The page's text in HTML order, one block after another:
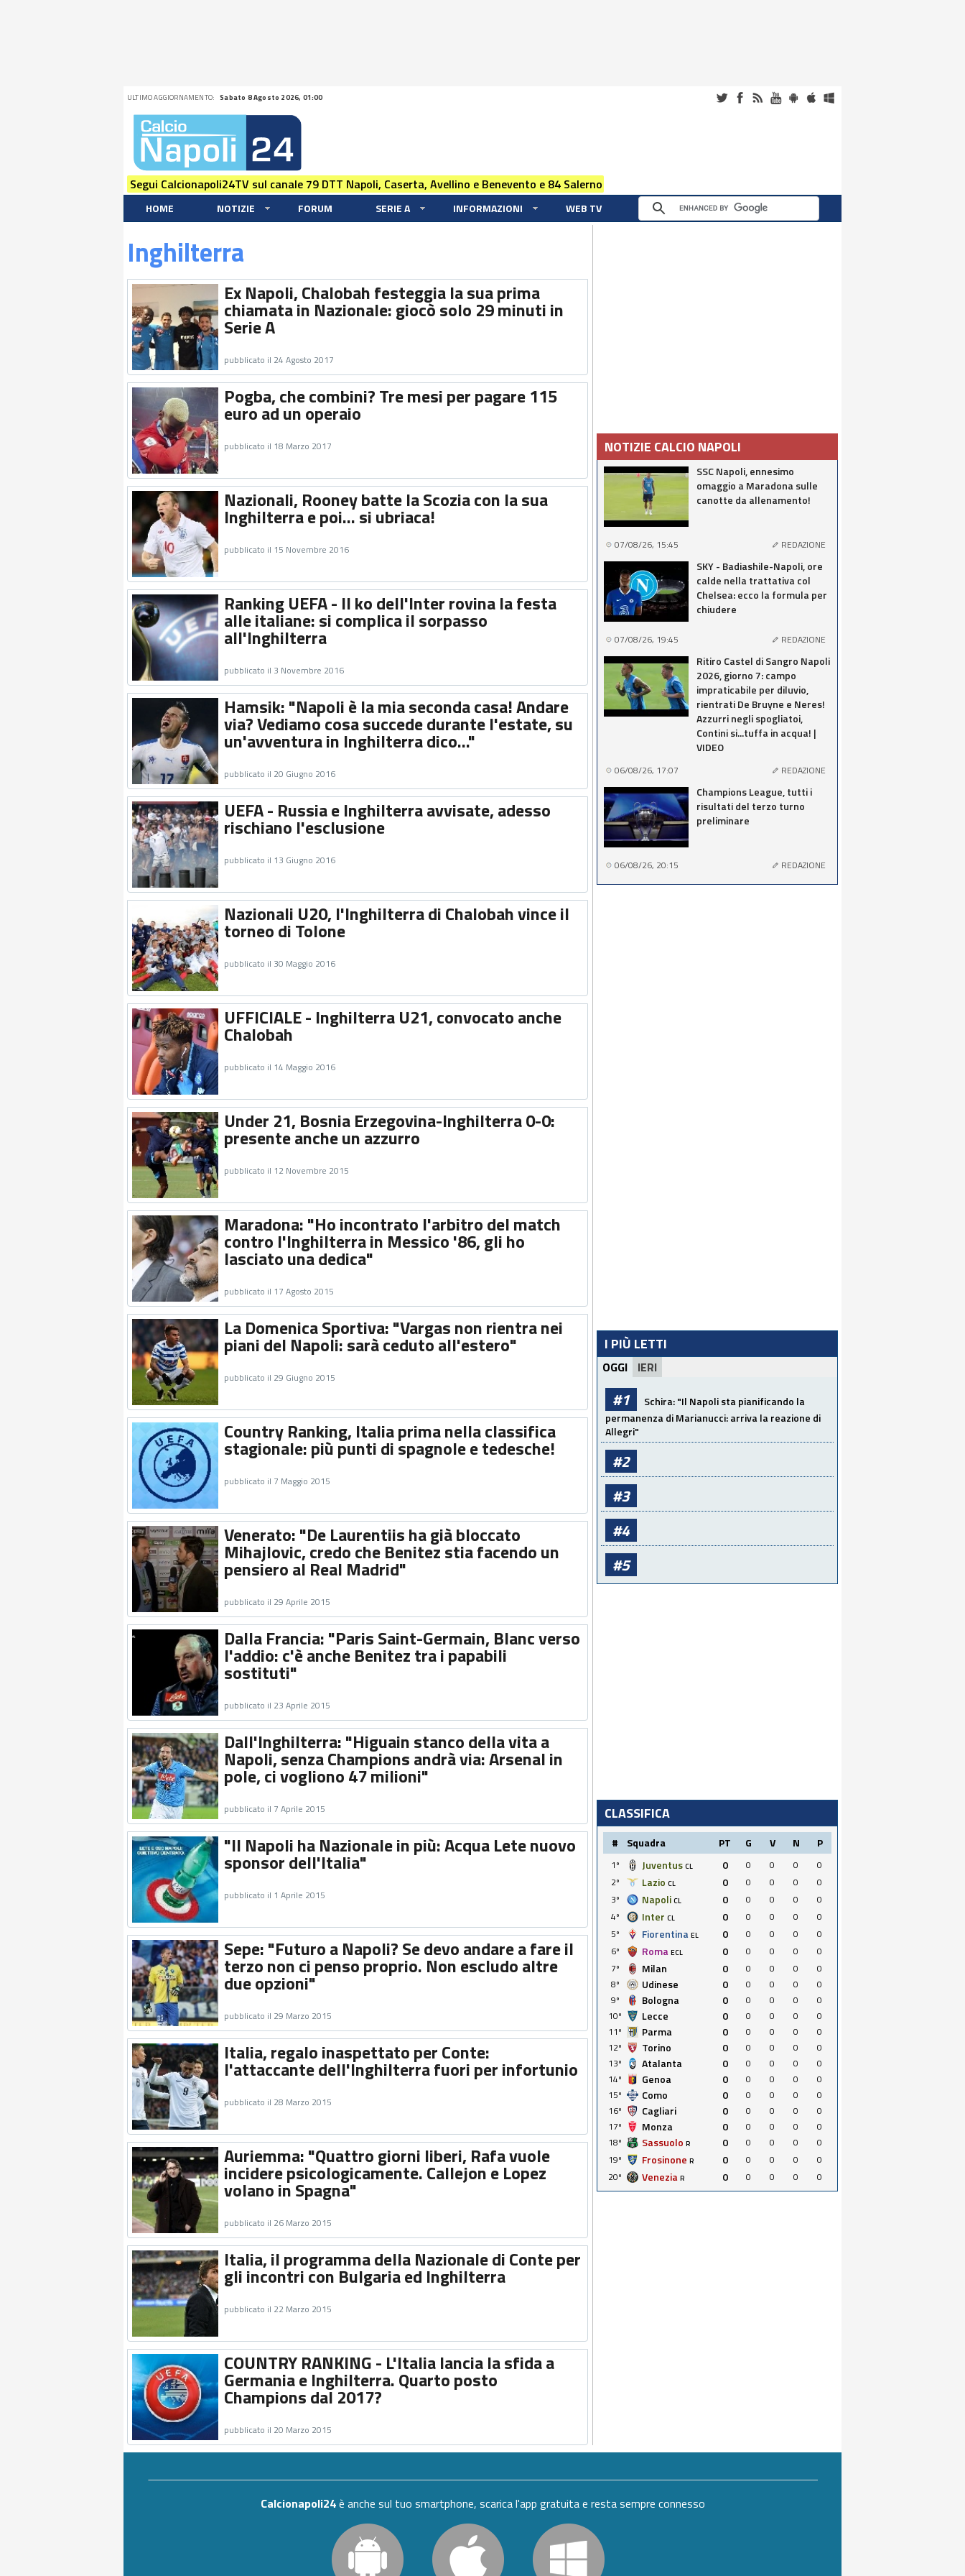
ULTIMO AGGIORNAMENTO: Sabato 8 Agosto 2026, 01:00
Segui Calcionapoli24TV sul canale 79 DTT Napoli, Caserta, Avellino e Benevento e 84 Salerno
HOME NOTIZIE FORUM SERIE A INFORMAZIONI WEB TV
Inghilterra
Ex Napoli, Chalobah festeggia la sua prima
chiamata in Nazionale: giocò solo 29 minuti in
Serie A
pubblicato il 24 Agosto 2017
Pogba, che combini? Tre mesi per pagare 115
euro ad un operaio
pubblicato il 18 Marzo 2017
Nazionali, Rooney batte la Scozia con la sua
Inghilterra e poi... si ubriaca!
pubblicato il 15 Novembre 2016
Ranking UEFA - Il ko dell'Inter rovina la festa
alle italiane: si complica il sorpasso
all'Inghilterra
pubblicato il 3 Novembre 2016
Hamsik: "Napoli è la mia seconda casa! Andare
via? Vediamo cosa succede durante l'estate, su
un'avventura in Inghilterra dico..."
pubblicato il 20 Giugno 2016
UEFA - Russia e Inghilterra avvisate, adesso
rischiano l'esclusione
pubblicato il 13 Giugno 2016
Nazionali U20, l'Inghilterra di Chalobah vince il
torneo di Tolone
pubblicato il 30 Maggio 2016
UFFICIALE - Inghilterra U21, convocato anche
Chalobah
pubblicato il 14 Maggio 2016
Under 21, Bosnia Erzegovina-Inghilterra 0-0:
presente anche un azzurro
pubblicato il 12 Novembre 2015
Maradona: "Ho incontrato l'arbitro del match
contro l'Inghilterra in Messico '86, gli ho
lasciato una dedica"
pubblicato il 17 Agosto 2015
La Domenica Sportiva: "Vargas non rientra nei
piani del Napoli: sarà ceduto all'estero"
pubblicato il 29 Giugno 2015
Country Ranking, Italia prima nella classifica
stagionale: più punti di spagnole e tedesche!
pubblicato il 7 Maggio 2015
Venerato: "De Laurentiis ha già bloccato
Mihajlovic, credo che Benitez stia facendo un
pensiero al Real Madrid"
pubblicato il 29 Aprile 2015
Dalla Francia: "Paris Saint-Germain, Blanc verso
l'addio: c'è anche Benitez tra i papabili
sostituti"
pubblicato il 23 Aprile 2015
Dall'Inghilterra: "Higuain stanco della vita a
Napoli, senza Champions andrà via: Arsenal in
pole, ci vogliono 47 milioni"
pubblicato il 7 Aprile 2015
"Il Napoli ha Nazionale in più: Acqua Lete nuovo
sponsor dell'Italia"
pubblicato il 1 Aprile 2015
Sepe: "Futuro a Napoli? Se devo andare a fare il
terzo non ci penso proprio. Non escludo altre
due opzioni"
pubblicato il 29 Marzo 2015
Italia, regalo inaspettato per Conte:
l'attaccante dell'Inghilterra fuori per infortunio
pubblicato il 28 Marzo 2015
Auriemma: "Quattro giorni liberi, Rafa vuole
incidere psicologicamente. Callejon e Lopez
volano in Spagna"
pubblicato il 26 Marzo 2015
Italia, il programma della Nazionale di Conte per
gli incontri con Bulgaria ed Inghilterra
pubblicato il 22 Marzo 2015
COUNTRY RANKING - L'Italia lancia la sfida a
Germania e Inghilterra. Quarto posto
Champions dal 2017?
pubblicato il 20 Marzo 2015
NOTIZIE CALCIO NAPOLI
SSC Napoli, ennesimo
omaggio a Maradona sulle
canotte da allenamento!
07/08/26, 15:45 REDAZIONE
SKY - Badiashile-Napoli, ore
calde nella trattativa col
Chelsea: ecco la formula per
chiudere
07/08/26, 19:45 REDAZIONE
Ritiro Castel di Sangro Napoli
2026, giorno 7: campo
impraticabile per diluvio,
rientrati De Bruyne e Neres!
Azzurri negli spogliatoi,
Contini si...tuffa in acqua! |
VIDEO
06/08/26, 17:07 REDAZIONE
Champions League, tutti i
risultati del terzo turno
preliminare
06/08/26, 20:15 REDAZIONE
I PIÙ LETTI
OGGI IERI
#1 Schira: "Il Napoli sta pianificando la
permanenza di Marianucci: arriva la reazione di
Allegri"
#2
#3
#4
#5
CLASSIFICA
# Squadra PT G V N P
1º Juventus CL 0 0 0 0
0
2º
Lazio CL 0 0 0 0
0
3º
Napoli CL 0 0 0 0
0
4º
Inter CL 0 0 0 0
0
5º
Fiorentina EL 0 0 0 0
0
6º
Roma ECL 0 0 0 0
0
7º
Milan 0 0 0 0
0
8º
Udinese 0 0 0 0
0
9º
Bologna 0 0 0 0
0
10º
Lecce 0 0 0 0
0
11º
Parma 0 0 0 0
0
12º
Torino 0 0 0 0
0
13º
Atalanta 0 0 0 0
0
14º
Genoa 0 0 0 0
0
15º
Como 0 0 0 0
0
16º
Cagliari 0 0 0 0
0
17º
Monza 0 0 0 0
0
18º
Sassuolo R 0 0 0 0
0
19º
Frosinone R 0 0 0 0
0
20º
Venezia R 0 0 0 0 0
Calcionapoli24è anche sul tuo smartphone, scarica l'app gratuita e resta sempre connesso